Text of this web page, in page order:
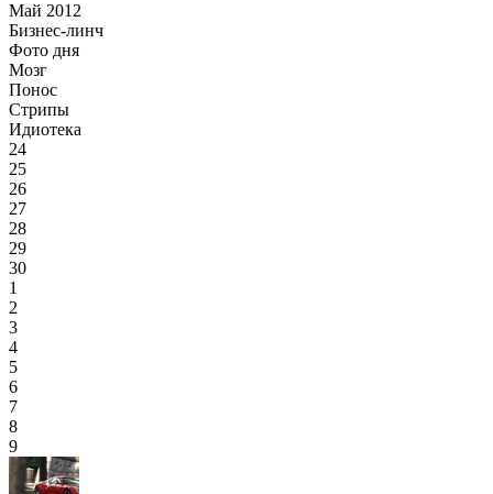
Май 2012
Бизнес-линч
Фото дня
Мозг
Понос
Стрипы
Идиотека
24
25
26
27
28
29
30
1
2
3
4
5
6
7
8
9